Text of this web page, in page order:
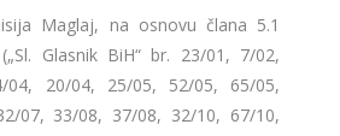
Maglaj, na osnovu člana 5.1
Glasnik BiH“ br. 23/01, 7/02,
20/04, 25/05, 52/05, 65/05,
07, 33/08, 37/08, 32/10, 67/10,